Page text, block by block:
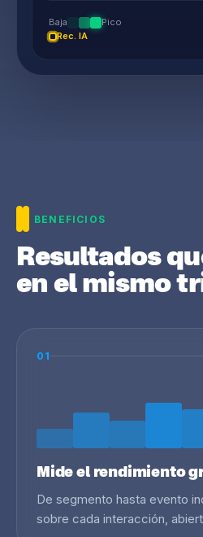
Baja
Pico
Rec. IA
BENEFICIOS
Resultados
en el mismo
01
Mide el rendimiento
De segmento hasta evento
sobre cada interacción,